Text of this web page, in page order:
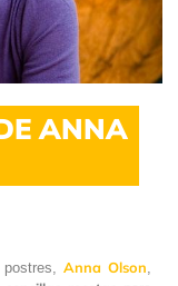
ANNA
Anna Olson